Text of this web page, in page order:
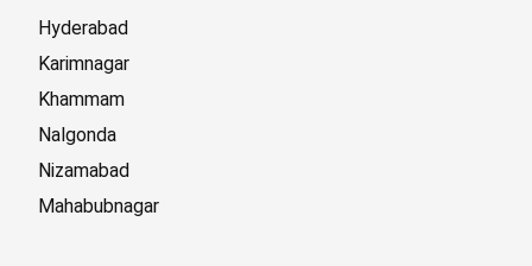
Hyderabad
Karimnagar
Khammam
Nalgonda
Nizamabad
Mahabubnagar